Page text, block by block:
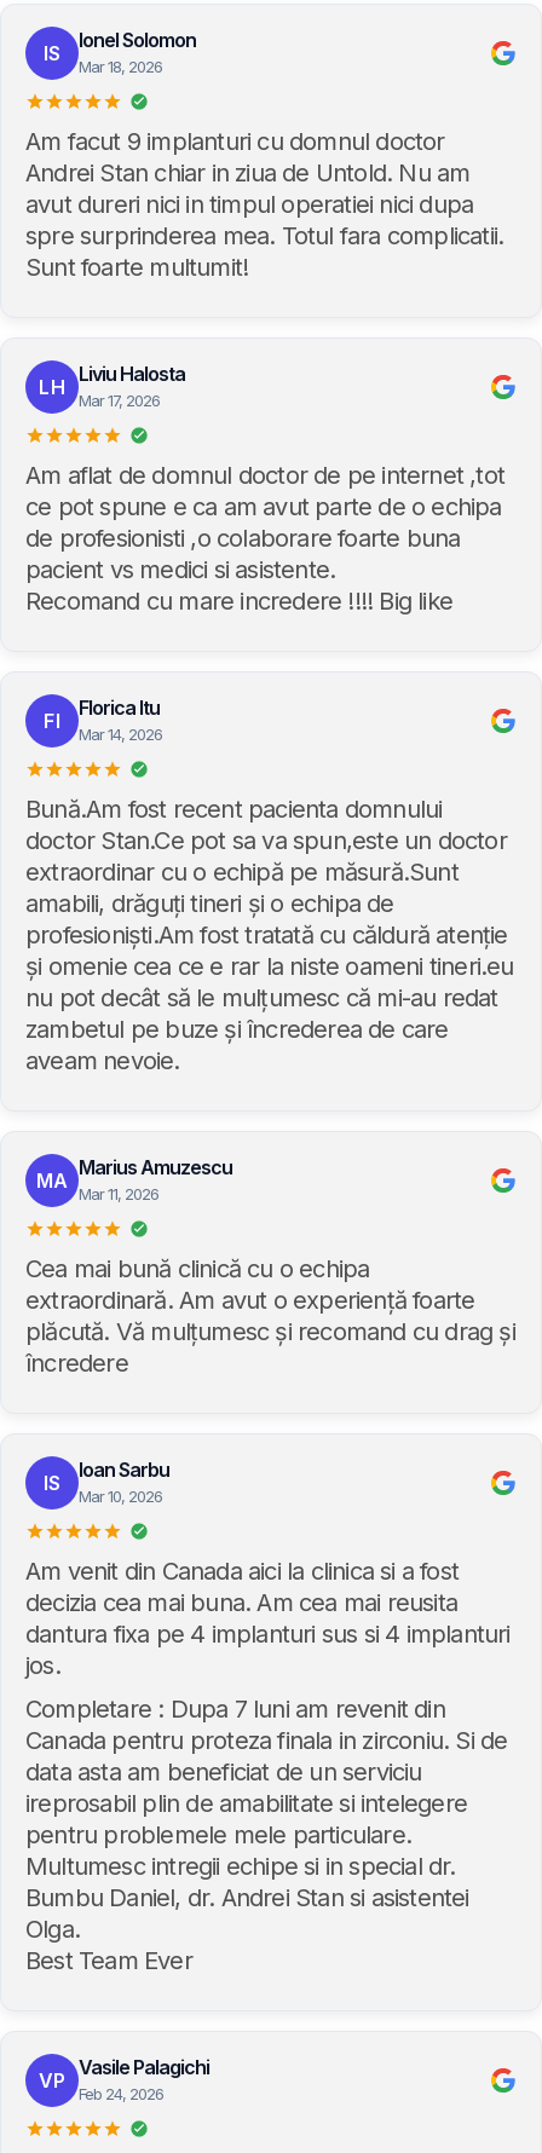
IS
Ionel Solomon
Mar 18, 2026
Am facut 9 implanturi cu domnul doctor
Andrei Stan chiar in ziua de Untold. Nu am
avut dureri nici in timpul operatiei nici dupa
spre surprinderea mea. Totul fara complicatii.
Sunt foarte multumit!
LH
Liviu Halosta
Mar 17, 2026
Am aflat de domnul doctor de pe internet ,tot
ce pot spune e ca am avut parte de o echipa
de profesionisti ,o colaborare foarte buna
pacient vs medici si asistente.
Recomand cu mare incredere !!!! Big like
FI
Florica Itu
Mar 14, 2026
Bună.Am fost recent pacienta domnului
doctor Stan.Ce pot sa va spun,este un doctor
extraordinar cu o echipă pe măsură.Sunt
amabili, drăguți tineri și o echipa de
profesioniști.Am fost tratată cu căldură atenție
și omenie cea ce e rar la niste oameni tineri.eu
nu pot decât să le mulțumesc că mi-au redat
zambetul pe buze și încrederea de care
aveam nevoie.
MA
Marius Amuzescu
Mar 11, 2026
Cea mai bună clinică cu o echipa
extraordinară. Am avut o experiență foarte
plăcută. Vă mulțumesc și recomand cu drag și
încredere
IS
Ioan Sarbu
Mar 10, 2026
Am venit din Canada aici la clinica si a fost
decizia cea mai buna. Am cea mai reusita
dantura fixa pe 4 implanturi sus si 4 implanturi
jos.
Completare : Dupa 7 luni am revenit din
Canada pentru proteza finala in zirconiu. Si de
data asta am beneficiat de un serviciu
ireprosabil plin de amabilitate si intelegere
pentru problemele mele particulare.
Multumesc intregii echipe si in special dr.
Bumbu Daniel, dr. Andrei Stan si asistentei
Olga.
Best Team Ever
VP
Vasile Palagichi
Feb 24, 2026